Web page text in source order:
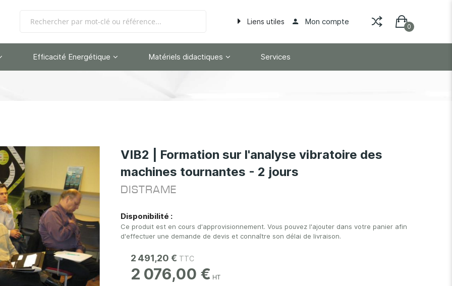
Liens utiles Mon compte
Efficacité Energétique Matériels didactiques Services
VIB2 | Formation sur l'analyse vibratoire des
machines tournantes - 2 jours
DISTRAME
Disponibilité :
Ce produit est en cours d'approvisionnement. Vous pouvez l'ajouter dans votre panier afin
d'effectuer une demande de devis et connaître son délai de livraison.
2 491,20 €
2 076,00 €